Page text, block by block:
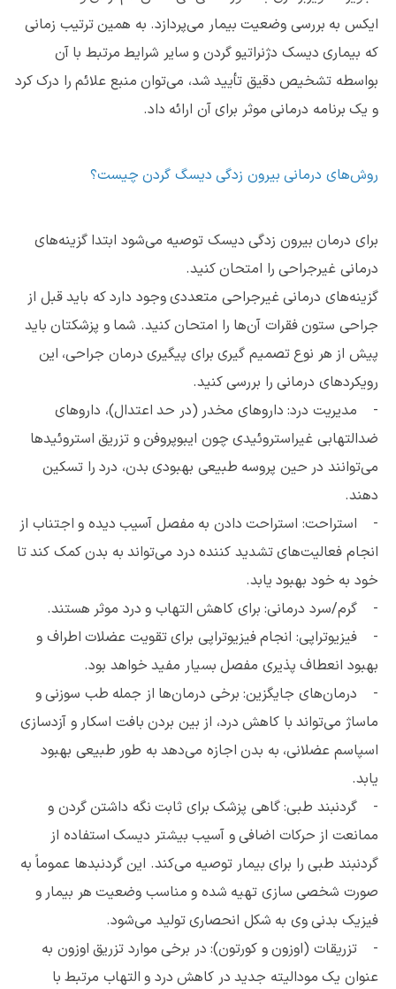
ایکس به بررسی وضعیت بیمار می‌پردازد. به همین ترتیب زمانی
که بیماری دیسک دژنراتیو گردن و سایر شرایط مرتبط با آن
بواسطه تشخیص دقیق تأیید شد، می‌توان منبع علائم را درک کرد
و یک برنامه درمانی موثر برای آن ارائه داد.
روش‌های درمانی بیرون زدگی دیسگ گردن چیست؟
برای درمان بیرون زدگی دیسک توصیه می‌شود ابتدا گزینه‌های
درمانی غیرجراحی را امتحان کنید.
گزینه‌های درمانی غیرجراحی متعددی وجود دارد که باید قبل از
جراحی ستون فقرات آن‌ها را امتحان کنید. شما و پزشکتان باید
پیش از هر نوع تصمیم گیری برای پیگیری درمان جراحی، این
رویکردهای درمانی را بررسی کنید.
- مدیریت درد: داروهای مخدر (در حد اعتدال)، داروهای
ضدالتهابی غیراستروئیدی چون ایبوپروفن و تزریق استروئیدها
می‌توانند در حین پروسه طبیعی بهبودی بدن، درد را تسکین
دهند.
- استراحت: استراحت دادن به مفصل آسیب دیده و اجتناب از
انجام فعالیت‌های تشدید کننده درد می‌تواند به بدن کمک کند تا
خود به خود بهبود یابد.
- گرم/سرد درمانی: برای کاهش التهاب و درد موثر هستند.
- فیزیوتراپی: انجام فیزیوتراپی برای تقویت عضلات اطراف و
بهبود انعطاف پذیری مفصل بسیار مفید خواهد بود.
- درمان‌های جایگزین: برخی درمان‌ها از جمله طب سوزنی و
ماساژ می‌تواند با کاهش درد، از بین بردن بافت اسکار و آزدسازی
اسپاسم عضلانی، به بدن اجازه می‌دهد به طور طبیعی بهبود
یابد.
- گردنبند طبی: گاهی پزشک برای ثابت نگه داشتن گردن و
ممانعت از حرکات اضافی و آسیب بیشتر دیسک استفاده از
گردنبند طبی را برای بیمار توصیه می‌کند. این گردنبدها عموماً به
صورت شخصی سازی تهیه شده و مناسب وضعیت هر بیمار و
فیزیک بدنی وی به شکل انحصاری تولید می‌شود.
- تزریقات (اوزون و کورتون): در برخی موارد تزریق اوزون به
عنوان یک مودالیته جدید در کاهش درد و التهاب مرتبط با